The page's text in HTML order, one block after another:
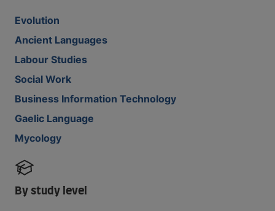
Evolution
Ancient Languages
Labour Studies
Social Work
Business Information Technology
Gaelic Language
Mycology
By study level